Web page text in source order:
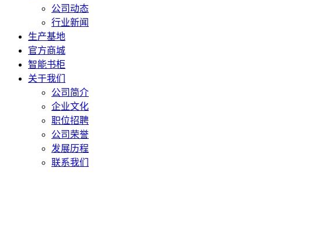
公司动态
行业新闻
生产基地
官方商城
智能书柜
关于我们
公司简介
企业文化
职位招聘
公司荣誉
发展历程
联系我们